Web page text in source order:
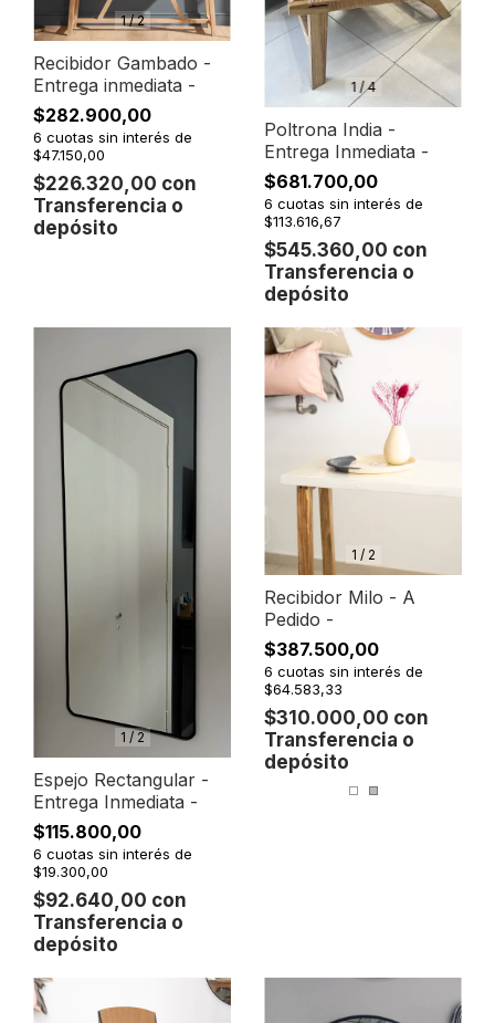
1/2
Recibidor Gambado -
Entrega inmediata -
$282.900,00
$226.320,00 con
Transferencia o
depósito
6 cuotas sin interés de
$47.150,00
1 /4
Poltrona India -
Entrega Inmediata -
$681.700,00
$545.360,00 con
Transferencia o
depósito
6 cuotas sin interés de
$113.616,67
1 / 2
Espejo Rectangular -
Entrega Inmediata -
$115.800,00
$92.640,00 con
Transferencia o
depósito
6 cuotas sin interés de
$19.300,00
1 / 2
Recibidor Milo - A
Pedido -
$387.500,00
$310.000,00 con
Transferencia o
depósito
6 cuotas sin interés de
$64.583,33